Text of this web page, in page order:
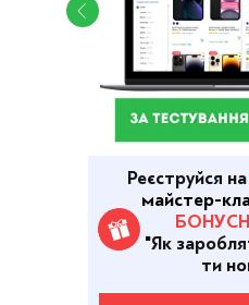
Реєструйся на
майстер-
"Як
ти